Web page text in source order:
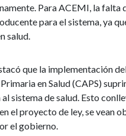
Para ACEMI, la falta
para el sistema, ya
salud.
que la implementación
en Salud (CAPS)
sistema de salud. Esto
el proyecto de ley, se vean
el gobierno.